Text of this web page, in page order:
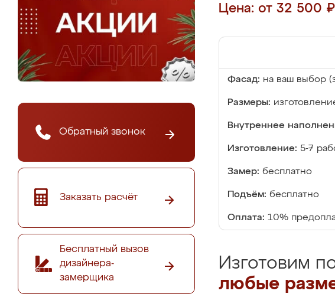
Обратный звонок
Заказать расчёт
Бесплатный вызов
дизайнера-
замерщика
Цена: от 32 500 ₽
Фасад: на ваш выбор
Размеры:
Внутреннее
Изготовление: 5-7
Замер: бесплатно
Подъём: бесплатно
Оплата: 10%
Изготовим
любые